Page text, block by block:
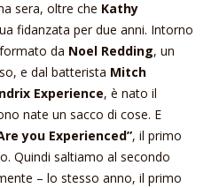
sera, oltre che Kathy
fidanzata per due anni. Intorno
da Noel Redding, un
e dal batterista Mitch
Experience, è nato il
nate un sacco di cose. E
you Experienced”, il primo
Quindi saltiamo al secondo
– lo stesso anno, il primo